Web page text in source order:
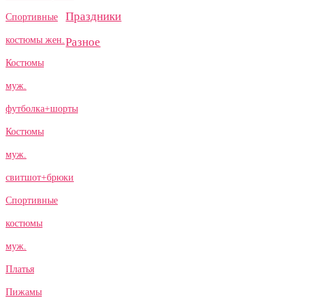
Спортивные
костюмы жен.
Костюмы
муж.
футболка+шорты
Костюмы
муж.
свитшот+брюки
Спортивные
костюмы
муж.
Платья
Пижамы
Праздники
Разное